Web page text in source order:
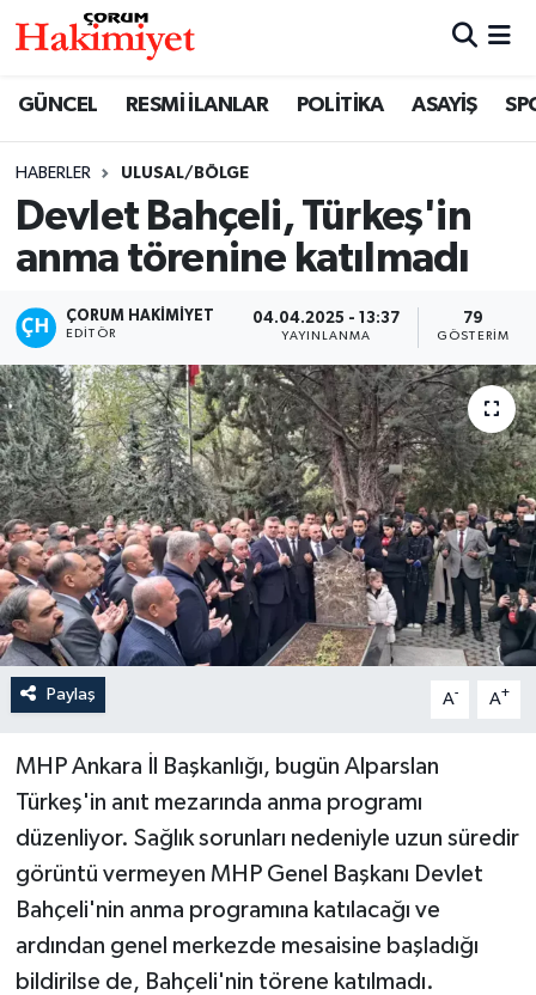
GÜNCEL RESMİ İLANLAR POLİTİKA ASAYİŞ
HABERLER ULUSAL/BÖLGE
Devlet Bahçeli, Türkeş'in
anma törenine katılmadı
ÇORUM HAKIMIYET
EDITÖR
04.04.2025 - 13:37
YAYINLANMA
79
GÖSTERIM
Paylaş A- A+
MHP Ankara İl Başkanlığı, bugün Alparslan
Türkeş'in anıt mezarında anma programı
düzenliyor. Sağlık sorunları nedeniyle uzun süredir
görüntü vermeyen MHP Genel Başkanı Devlet
Bahçeli'nin anma programına katılacağı ve
ardından genel merkezde mesaisine başladığı
bildirilse de, Bahçeli'nin törene katılmadı.
SAĞLIK
ASAYİŞ
EKONOMİ
GÜNCEL
AKTÜEL
EĞİTİM
İLÇELER
OTOPARK
TEKNOLOJİ
Nöbetçi Eczaneler
Çorum Namaz Vakitleri
Trafik Durumu
Süper Lig Puan Durumu ve Fikstür
Tüm Manşetler
Son Dakika Haberleri
Haber Arşivi